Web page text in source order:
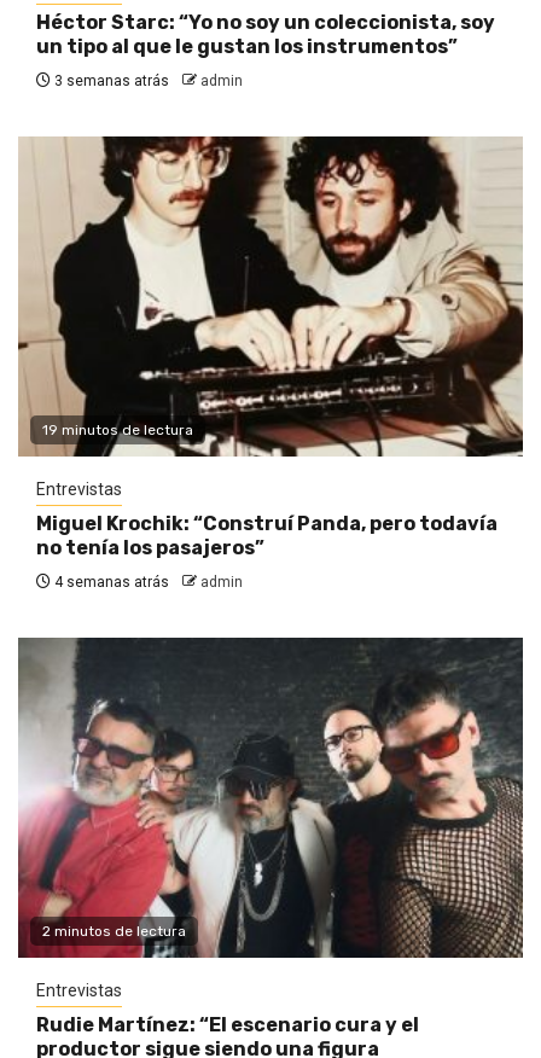
Héctor Starc: “Yo no soy un coleccionista, soy
un tipo al que le gustan los instrumentos”
3 semanas atrás admin
19 minutos de lectura
Entrevistas
Miguel Krochik: “Construí Panda, pero todavía
no tenía los pasajeros”
4 semanas atrás admin
2 minutos de lectura
Entrevistas
Rudie Martínez: “El escenario cura y el
productor sigue siendo una figura